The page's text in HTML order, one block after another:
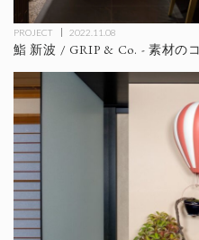
PROJECT 2022.11.08
鮨 新波 / GRIP & Co. - 素材の